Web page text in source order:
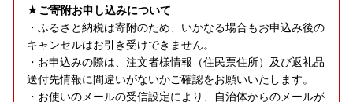
★ご寄附お申し込みについて
・ふるさと納税は寄附のため、いかなる場合もお申込み後の
キャンセルはお引き受けできません。
・お申込みの際は、注文者様情報（住民票住所）及び返礼品
送付先情報に間違いがないかご確認をお願いいたします。
・お使いのメールの受信設定により、自治体からのメールが